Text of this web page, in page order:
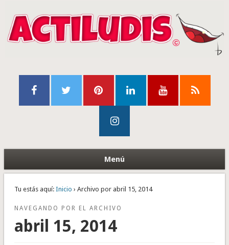
Menú
Tu estás aquí: Inicio › Archivo por abril 15, 2014
NAVEGANDO POR EL ARCHIVO
abril 15, 2014